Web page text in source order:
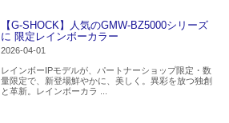
【G-SHOCK】人気のGMW-BZ5000シリーズ
に 限定レインボーカラー
2026-04-01
レインボーIPモデルが、パートナーショップ限定・数
量限定で、新登場鮮やかに、美しく。異彩を放つ独創
と革新。レインボーカラ ...